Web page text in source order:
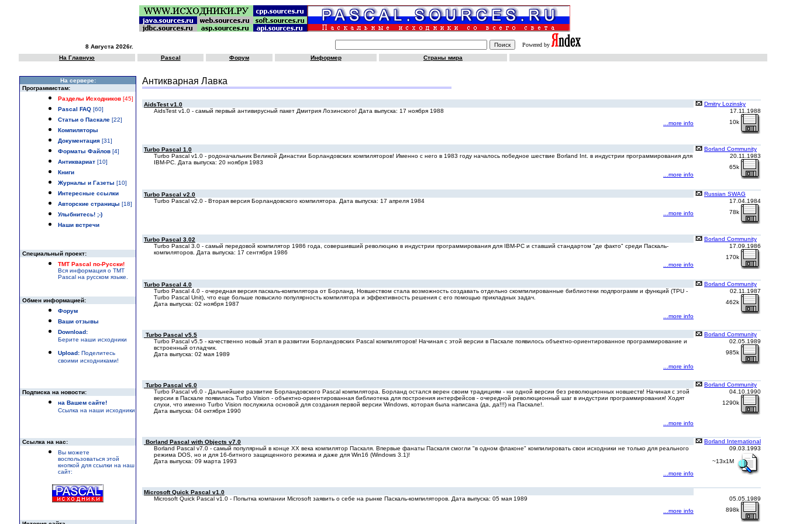
8 Августа 2026г.
Powered by
На Главную
Pascal Форум Информер Страны мира
Hа сервере:
Программистам:
Разделы Исходников [45]
Pascal FAQ [60]
Статьи о Паскале [22]
Компиляторы
Документация [31]
Форматы Файлов [4]
Антиквариат [10]
Книги
Журналы и Газеты [10]
Интересные ссылки
Авторские страницы [18]
Улыбнитесь! ;-)
Наши встречи
Специальный проект:
TMT Pascal по-Русски!
Вся информация о TMT
Pascal на русском языке.
Обмен информацией:
Форум
Ваши отзывы
Download:
Берите наши исходники
Upload: Поделитесь
своими исходниками!
Подписка на новости:
на Вашем сайте!
Ссылка на наши исходники
Ссылка на нас:
Вы можете
воспользоваться этой
кнопкой для ссылки на наш
сайт:
Антикварная Лавка
AidsTest v1.0
Dmitry Lozinsky
AidsTest v1.0 - самый первый антивирусный пакет Дмитрия Лозинского! Дата выпуска: 17 ноября 1988
...more info
17.11.1988
10k
Turbo Pascal 1.0
Borland Community
Turbo Pascal v1.0 - родоначальник Великой Династии Борландовских компиляторов! Именно с него в 1983 году началось победное шествие Borland Int. в индустрии программирования для
IBM-PC. Дата выпуска: 20 ноября 1983
...more info
20.11.1983
65k
Turbo Pascal v2.0
Russian SWAG
Turbo Pascal v2.0 - Вторая версия Борландовского компилятора. Дата выпуска: 17 апреля 1984
...more info
17.04.1984
78k
Turbo Pascal 3.02
Borland Community
Turbo Pascal 3.0 - самый передовой компилятор 1986 года, совершивший революцию в индустрии программирования для IBM-PC и ставший стандартом "де факто" среди Паскаль-
компиляторов. Дата выпуска: 17 сентября 1986
...more info
17.09.1986
170k
Turbo Pascal 4.0
Borland Community
Turbo Pascal 4.0 - очередная версия паскаль-компилятора от Борланд. Новшеством стала возможность создавать отдельно скомпилированные библиотеки подпрограмм и функций (TPU -
Turbo Pascal Unit), что еще больше повысило популярность компилятора и эффективность решения с его помощью прикладных задач.
Дата выпуска: 02 ноября 1987
...more info
02.11.1987
462k
Turbo Pascal v5.5
Borland Community
Turbo Pascal v5.5 - качественно новый этап в развитии Борландовских Pascal компиляторов! Начиная с этой версии в Паскале появилось объектно-ориентированное программирование и
встроенный отладчик.
Дата выпуска: 02 мая 1989
...more info
02.05.1989
985k
Turbo Pascal v6.0
Borland Community
Turbo Pascal v6.0 - Дальнейшее развитие Борландовского Pascal компилятора. Борланд остался верен своим традициям - ни одной версии без революционных новшеств! Начиная с этой
версии в Паскале появилась Turbo Vision - объектно-ориентированная библиотека для построения интерфейсов - очередной революционный шаг в индустрии программирования! Ходят
слухи, что именно Turbo Vision послужила основой для создания первой версии Windows, которая была написана (да, да!!!) на Паскале!.
Дата выпуска: 04 октября 1990
...more info
04.10.1990
1290k
Borland Pascal with Objects v7.0
Borland International
Borland Pascal v7.0 - самый популярный в конце XX века компилятор Паскаля. Впервые фанаты Паскаля смогли "в одном флаконе" компилировать свои исходники не только для реального
режима DOS, но и для 16-битного защищенного режима и даже для Win16 (Windows 3.1)!
Дата выпуска: 09 марта 1993
...more info
09.03.1993
~13x1M
Microsoft Quick Pascal v1.0
Microsoft Quick Pascal v1.0 - Попытка компании Microsoft заявить о себе на рынке Паскаль-компиляторов. Дата выпуска: 05 мая 1989
...more info
05.05.1989
898k